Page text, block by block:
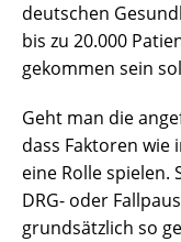
deutschen
bis zu 20.000
gekommen sein
Geht man die
dass Faktoren wie
eine Rolle spielen.
DRG- oder
grundsätzlich so